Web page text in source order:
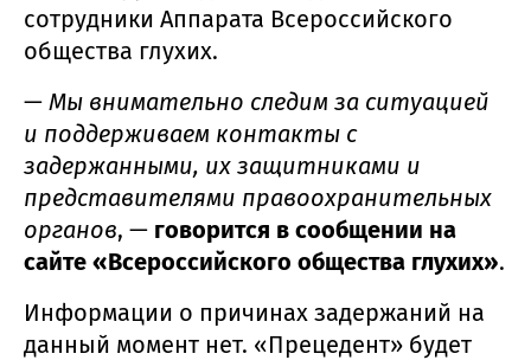
сотрудники Аппарата Всероссийского
общества глухих.
— Мы внимательно следим за ситуацией
и поддерживаем контакты с
задержанными, их защитниками и
представителями правоохранительных
органов, — говорится в сообщении на
сайте «Всероссийского общества глухих».
Информации о причинах задержаний на
данный момент нет. «Прецедент» будет